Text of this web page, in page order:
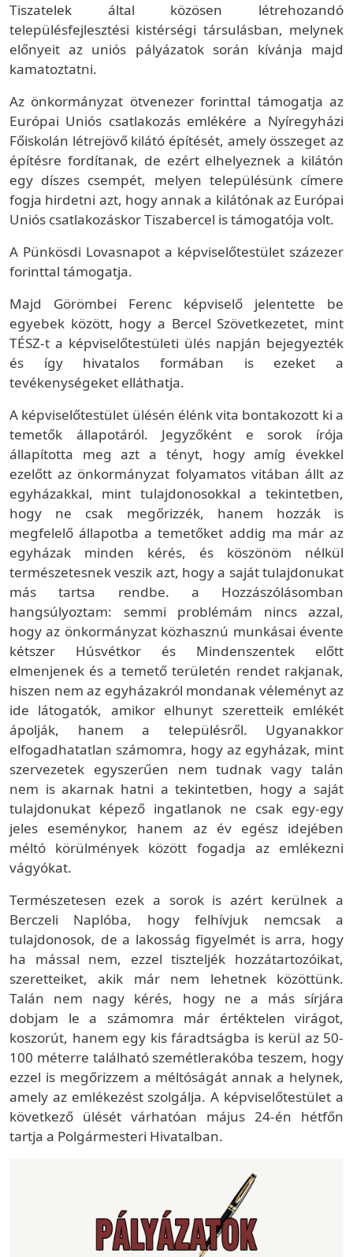
Tiszatelek által közösen létrehozandó
településfejlesztési kistérségi társulásban, melynek
előnyeit az uniós pályázatok során kívánja majd
kamatoztatni.
Az önkormányzat ötvenezer forinttal támogatja az
Európai Uniós csatlakozás emlékére a Nyíregyházi
Főiskolán létrejövő kilátó építését, amely összeget az
építésre fordítanak, de ezért elhelyeznek a kilátón
egy díszes csempét, melyen településünk címere
fogja hirdetni azt, hogy annak a kilátónak az Európai
Uniós csatlakozáskor Tiszabercel is támogatója volt.
A Pünkösdi Lovasnapot a képviselőtestület százezer
forinttal támogatja.
Majd Görömbei Ferenc képviselő jelentette be
egyebek között, hogy a Bercel Szövetkezetet, mint
TÉSZ-t a képviselőtestületi ülés napján bejegyezték
és így hivatalos formában is ezeket a
tevékenységeket elláthatja.
A képviselőtestület ülésén élénk vita bontakozott ki a
temetők állapotáról. Jegyzőként e sorok írója
állapította meg azt a tényt, hogy amíg évekkel
ezelőtt az önkormányzat folyamatos vitában állt az
egyházakkal, mint tulajdonosokkal a tekintetben,
hogy ne csak megőrizzék, hanem hozzák is
megfelelő állapotba a temetőket addig ma már az
egyházak minden kérés, és köszönöm nélkül
természetesnek veszik azt, hogy a saját tulajdonukat
más tartsa rendbe. a Hozzászólásomban
hangsúlyoztam: semmi problémám nincs azzal,
hogy az önkormányzat közhasznú munkásai évente
kétszer Húsvétkor és Mindenszentek előtt
elmenjenek és a temető területén rendet rakjanak,
hiszen nem az egyházakról mondanak véleményt az
ide látogatók, amikor elhunyt szeretteik emlékét
ápolják, hanem a településről. Ugyanakkor
elfogadhatatlan számomra, hogy az egyházak, mint
szervezetek egyszerűen nem tudnak vagy talán
nem is akarnak hatni a tekintetben, hogy a saját
tulajdonukat képező ingatlanok ne csak egy-egy
jeles eseménykor, hanem az év egész idejében
méltó körülmények között fogadja az emlékezni
vágyókat.
Természetesen ezek a sorok is azért kerülnek a
Berczeli Naplóba, hogy felhívjuk nemcsak a
tulajdonosok, de a lakosság figyelmét is arra, hogy
ha mással nem, ezzel tiszteljék hozzátartozóikat,
szeretteiket, akik már nem lehetnek közöttünk.
Talán nem nagy kérés, hogy ne a más sírjára
dobjam le a számomra már értéktelen virágot,
koszorút, hanem egy kis fáradtságba is kerül az 50-
100 méterre található szemétlerakóba teszem, hogy
ezzel is megőrizzem a méltóságát annak a helynek,
amely az emlékezést szolgálja. A képviselőtestület a
következő ülését várhatóan május 24-én hétfőn
tartja a Polgármesteri Hivatalban.